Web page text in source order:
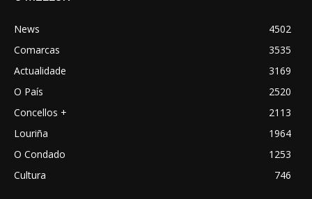
News
4502
Comarcas
3535
Actualidade
3169
O País
2520
Concellos +
2113
Louriña
1964
O Condado
1253
Cultura
746